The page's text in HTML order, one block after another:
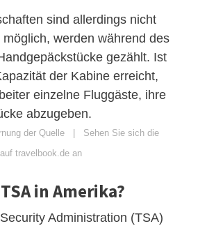
sind allerdings nicht
werden während des
gezählt. Ist
der Kabine erreicht,
einzelne Fluggäste, ihre
abzugeben.
der Quelle | Sehen Sie sich die
travelbook.de an
in Amerika?
Administration (TSA)